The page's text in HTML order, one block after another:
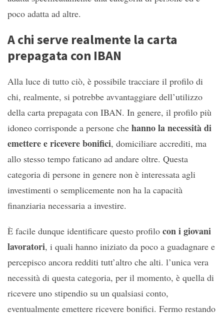
poco adatta ad altre.
A chi serve realmente la carta
prepagata con IBAN
Alla luce di tutto ciò, è possibile tracciare il profilo di
chi, realmente, si potrebbe avvantaggiare dell’utilizzo
della carta prepagata con IBAN. In genere, il profilo più
idoneo corrisponde a persone che hanno la necessità di
emettere e ricevere bonifici, domiciliare accrediti, ma
allo stesso tempo faticano ad andare oltre. Questa
categoria di persone in genere non è interessata agli
investimenti o semplicemente non ha la capacità
finanziaria necessaria a investire.
È facile dunque identificare questo profilo con i giovani
lavoratori, i quali hanno iniziato da poco a guadagnare e
percepisco ancora redditi tutt’altro che alti. l’unica vera
necessità di questa categoria, per il momento, è quella di
ricevere uno stipendio su un qualsiasi conto,
eventualmente emettere ricevere bonifici. Fermo restando